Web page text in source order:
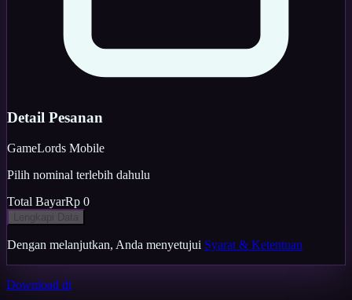
Detail Pesanan
GameLords Mobile
Pilih nominal terlebih dahulu
Total BayarRp 0
Dengan melanjutkan, Anda menyetujui Syarat & Ketentuan
Download di